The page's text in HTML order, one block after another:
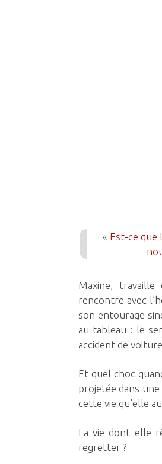
« Est-ce que
Maxine,
rencontre avec
son entourage
au tableau : le
accident de
Et quel choc
projetée dans
cette vie qu’elle
La vie dont elle
regretter ?